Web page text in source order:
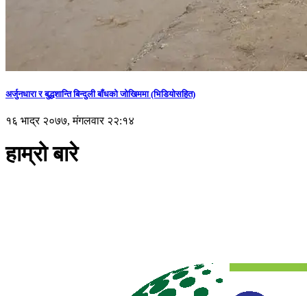
अर्जुनधारा र बुद्धशान्ति बिन्दुली बाँधको जोखिममा (भिडियाेसहित)
१६ भाद्र २०७७, मंगलवार २२:१४
हाम्रो बारे